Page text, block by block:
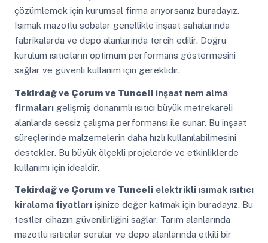
çözümlemek için kurumsal firma arıyorsanız buradayız.
Isımak mazotlu sobalar genellikle inşaat sahalarında
fabrikalarda ve depo alanlarında tercih edilir. Doğru
kurulum ısıtıcıların optimum performans göstermesini
sağlar ve güvenli kullanım için gereklidir.
Tekirdağ ve Çorum ve Tunceli inşaat nem alma
firmalarıgelişmiş donanımlı ısıtıcı büyük metrekareli
alanlarda sessiz çalışma performansı ile sunar. Bu inşaat
süreçlerinde malzemelerin daha hızlı kullanılabilmesini
destekler. Bu büyük ölçekli projelerde ve etkinliklerde
kullanımı için idealdir.
Tekirdağ ve Çorum ve Tunceli elektrikli ısımak ısıtıcı
kiralama fiyatlarıişinize değer katmak için buradayız. Bu
testler cihazın güvenilirliğini sağlar. Tarım alanlarında
mazotlu ısıtıcılar seralar ve depo alanlarında etkili bir